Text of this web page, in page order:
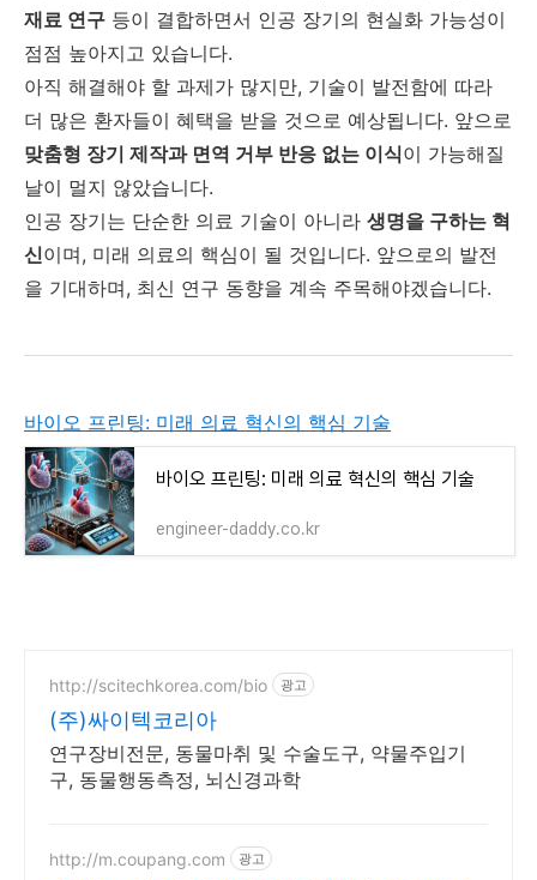
재료 연구 등이 결합하면서 인공 장기의 현실화 가능성이
점점 높아지고 있습니다.
아직 해결해야 할 과제가 많지만, 기술이 발전함에 따라
더 많은 환자들이 혜택을 받을 것으로 예상됩니다. 앞으로
맞춤형 장기 제작과 면역 거부 반응 없는 이식이 가능해질
날이 멀지 않았습니다.
인공 장기는 단순한 의료 기술이 아니라 생명을 구하는 혁
신이며, 미래 의료의 핵심이 될 것입니다. 앞으로의 발전
을 기대하며, 최신 연구 동향을 계속 주목해야겠습니다.
바이오 프린팅: 미래 의료 혁신의 핵심 기술
바이오 프린팅: 미래 의료 혁신의 핵심 기술
engineer-daddy.co.kr
http://scitechkorea.com/bio 광고
(주)싸이텍코리아
연구장비전문, 동물마취 및 수술도구, 약물주입기
구, 동물행동측정, 뇌신경과학
http://m.coupang.com 광고